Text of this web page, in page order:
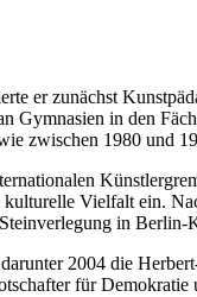
er zunächst
Gymnasien in den
zwischen 1980 und
Vielfalt ein.
in
2004 die
für